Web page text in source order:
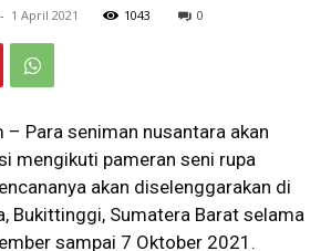
- 1 April 2021 1043 0
– Para seniman nusantara akan
mengikuti pameran seni rupa
akan diselenggarakan di
Bukittinggi, Sumatera Barat selama
sampai 7 Oktober 2021.